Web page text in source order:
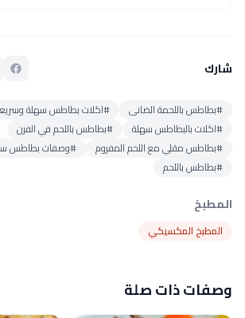
شارك
#بطاطس باللحمة الضانى
#اكلات بطاطس سهلة
#اكلات بالبطاطس سهلة
#بطاطس باللحم في الفرن
#بطاطس مقلي مع اللحم المفروم
#وصفات بطاطس
#بطاطس باللحم
المطبخ
المطبخ المكسيكي
وصفات ذات صلة